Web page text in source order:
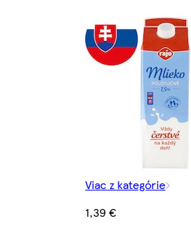
Viac z kategórie
1,39 €